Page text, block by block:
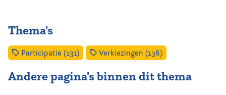
Thema's
Participatie (131) Verkiezingen (136)
Andere pagina's binnen dit thema